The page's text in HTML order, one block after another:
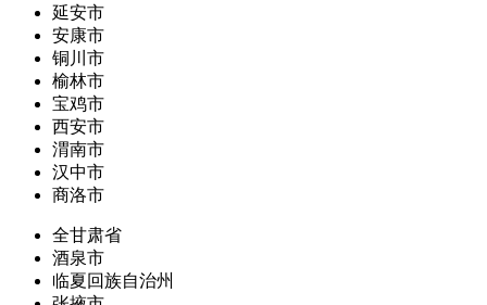
延安市
安康市
铜川市
榆林市
宝鸡市
西安市
渭南市
汉中市
商洛市
全甘肃省
酒泉市
临夏回族自治州